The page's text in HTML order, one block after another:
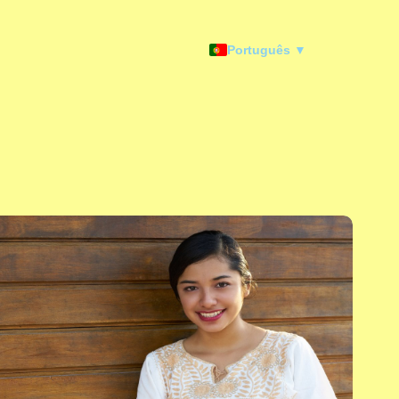
Português ▼